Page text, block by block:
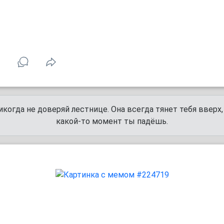
не доверяй лестнице. Она всегда тянет тебя
какой-то момент ты падёшь.